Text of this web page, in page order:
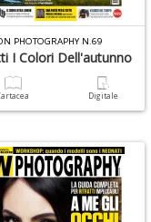
PHOTOGRAPHY N.69
I Colori Dell'autunno
Digitale